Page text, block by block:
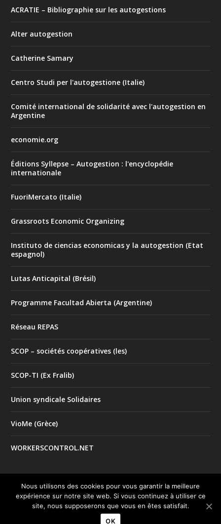
ACRATIE – Bibliographie sur les autogestions
Alter autogestion
Catherine Samary
Centro Studi per l'autogestione (Italie)
Comité international de solidarité avec l'autogestion en
Argentine
economie.org
Éditions Syllepse – Autogestion : l'encyclopédie
internationale
FuoriMercato (Italie)
Grassroots Economic Organizing
Instituto de ciencias economicas y la autogestion (Etat
espagnol)
Lutas Anticapital (Brésil)
Programme Facultad Abierta (Argentine)
Réseau REPAS
SCOP – sociétés coopératives (les)
SCOP-TI (Ex Fralib)
Union syndicale Solidaires
VioMe (Grèce)
WORKERSCONTROL.NET
© 2017 Tous droits réservés |Mentions Légales| Créé par
le studioGood Impact
Nous utilisons des cookies pour vous garantir la meilleure
expérience sur notre site web. Si vous continuez à utiliser ce
site, nous supposerons que vous en êtes satisfait.
OK